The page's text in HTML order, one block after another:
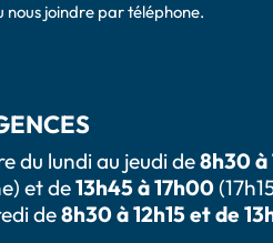
nous joindre par téléphone.
du lundi au jeudi de8h30 à
et de13h45 à 17h00
de8h30 à 12h15 et de